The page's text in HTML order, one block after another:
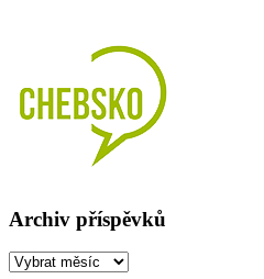
Archiv příspěvků
Archiv